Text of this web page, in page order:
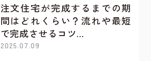
注文住宅が完成するまでの期
間はどれくらい？流れや最短
で完成させるコツ…
2025.07.09